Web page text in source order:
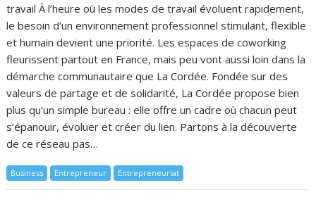
travail À l’heure où les modes de travail évoluent rapidement,
le besoin d’un environnement professionnel stimulant, flexible
et humain devient une priorité. Les espaces de coworking
fleurissent partout en France, mais peu vont aussi loin dans la
démarche communautaire que La Cordée. Fondée sur des
valeurs de partage et de solidarité, La Cordée propose bien
plus qu’un simple bureau : elle offre un cadre où chacun peut
s’épanouir, évoluer et créer du lien. Partons à la découverte
de ce réseau pas…
Business Entrepreneur Entrepreneuriat